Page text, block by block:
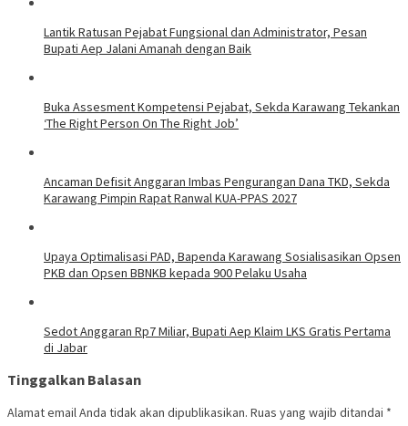
Lantik Ratusan Pejabat Fungsional dan Administrator, Pesan
Bupati Aep Jalani Amanah dengan Baik
Buka Assesment Kompetensi Pejabat, Sekda Karawang Tekankan
‘The Right Person On The Right Job’
Ancaman Defisit Anggaran Imbas Pengurangan Dana TKD, Sekda
Karawang Pimpin Rapat Ranwal KUA-PPAS 2027
Upaya Optimalisasi PAD, Bapenda Karawang Sosialisasikan Opsen
PKB dan Opsen BBNKB kepada 900 Pelaku Usaha
Sedot Anggaran Rp7 Miliar, Bupati Aep Klaim LKS Gratis Pertama
di Jabar
Tinggalkan Balasan
Alamat email Anda tidak akan dipublikasikan. Ruas yang wajib ditandai *